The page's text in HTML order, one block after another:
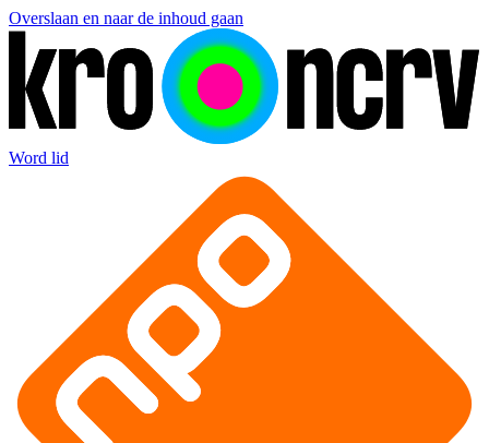
Overslaan en naar de inhoud gaan
Word lid